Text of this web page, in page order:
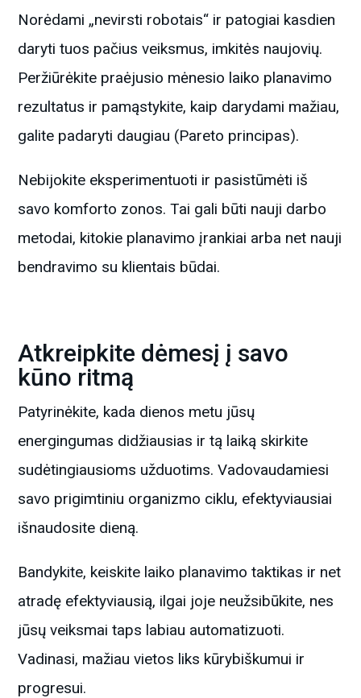
Norėdami „nevirsti robotais“ ir patogiai kasdien
daryti tuos pačius veiksmus, imkitės naujovių.
Peržiūrėkite praėjusio mėnesio laiko planavimo
rezultatus ir pamąstykite, kaip darydami mažiau,
galite padaryti daugiau (Pareto principas).
Nebijokite eksperimentuoti ir pasistūmėti iš
savo komforto zonos. Tai gali būti nauji darbo
metodai, kitokie planavimo įrankiai arba net nauji
bendravimo su klientais būdai.
Atkreipkite dėmesį į savo
kūno ritmą
Patyrinėkite, kada dienos metu jūsų
energingumas didžiausias ir tą laiką skirkite
sudėtingiausioms užduotims. Vadovaudamiesi
savo prigimtiniu organizmo ciklu, efektyviausiai
išnaudosite dieną.
Bandykite, keiskite laiko planavimo taktikas ir net
atradę efektyviausią, ilgai joje neužsibūkite, nes
jūsų veiksmai taps labiau automatizuoti.
Vadinasi, mažiau vietos liks kūrybiškumui ir
progresui.